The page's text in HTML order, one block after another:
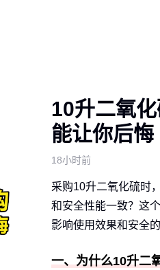
10升二氧
能让你后悔
18小时前
采购10升二氧化硫时
和安全性能一致？这
影响使用效果和安全
一、为什么10升二